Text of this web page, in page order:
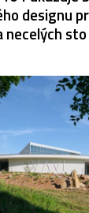
designu
necelých